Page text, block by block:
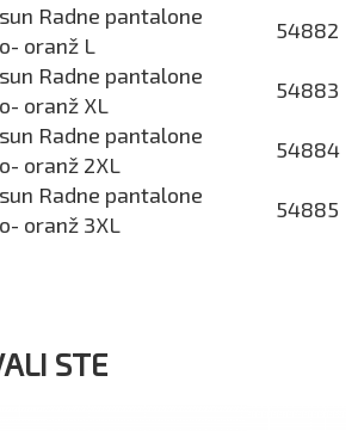
Radne pantalone
oranž L
54882
Radne pantalone
oranž XL
54883
Radne pantalone
oranž 2XL
54884
Radne pantalone
oranž 3XL
54885
STE